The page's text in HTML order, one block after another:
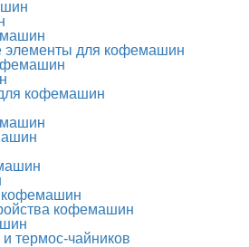
для кофемашин
кофемашин
кофемашин
кофемашин
термос-чайников